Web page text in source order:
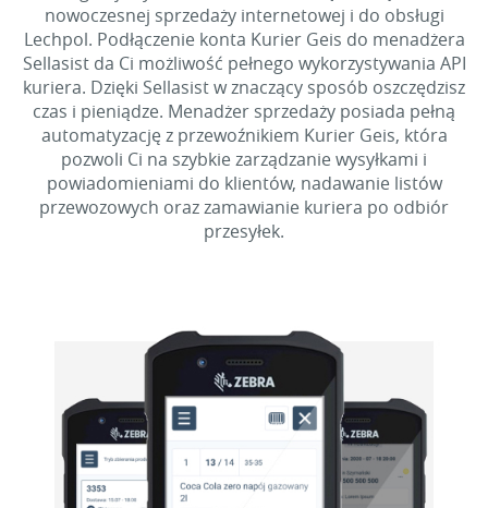
nowoczesnej sprzedaży internetowej i do obsługi
Lechpol. Podłączenie konta Kurier Geis do menadżera
Sellasist da Ci możliwość pełnego wykorzystywania API
kuriera. Dzięki Sellasist w znaczący sposób oszczędzisz
czas i pieniądze. Menadżer sprzedaży posiada pełną
automatyzację z przewoźnikiem Kurier Geis, która
pozwoli Ci na szybkie zarządzanie wysyłkami i
powiadomieniami do klientów, nadawanie listów
przewozowych oraz zamawianie kuriera po odbiór
przesyłek.